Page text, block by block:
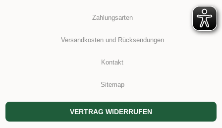
Zahlungsarten
Versandkosten und Rücksendungen
Kontakt
Sitemap
VERTRAG WIDERRUFEN